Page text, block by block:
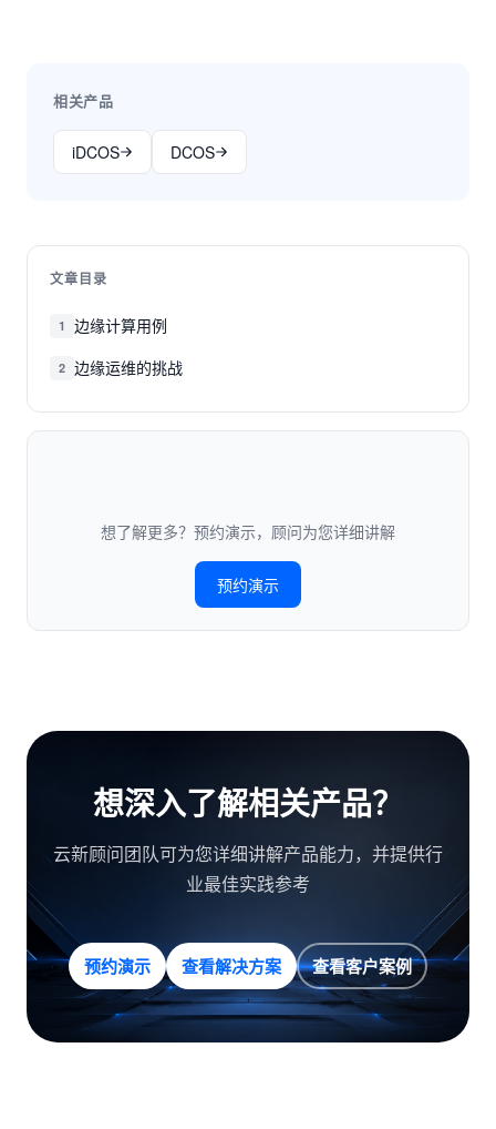
相关产品
iDCOS DCOS
文章目录
1 边缘计算用例
2 边缘运维的挑战
想了解更多？预约演示，顾问为您详细讲解
预约演示
想深入了解相关产品？
云新顾问团队可为您详细讲解产品能力，并提供行
业最佳实践参考
预约演示 查看解决方案 查看客户案例